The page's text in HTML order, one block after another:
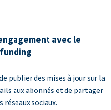
avec le
publier des mises à jour sur la
aux abonnés et de partager
réseaux sociaux.